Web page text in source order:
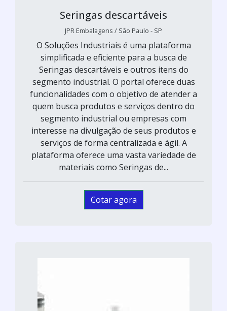
Seringas descartáveis
JPR Embalagens / São Paulo - SP
O Soluções Industriais é uma plataforma
simplificada e eficiente para a busca de
Seringas descartáveis e outros itens do
segmento industrial. O portal oferece duas
funcionalidades com o objetivo de atender a
quem busca produtos e serviços dentro do
segmento industrial ou empresas com
interesse na divulgação de seus produtos e
serviços de forma centralizada e ágil. A
plataforma oferece uma vasta variedade de
materiais como Seringas de...
Cotar agora